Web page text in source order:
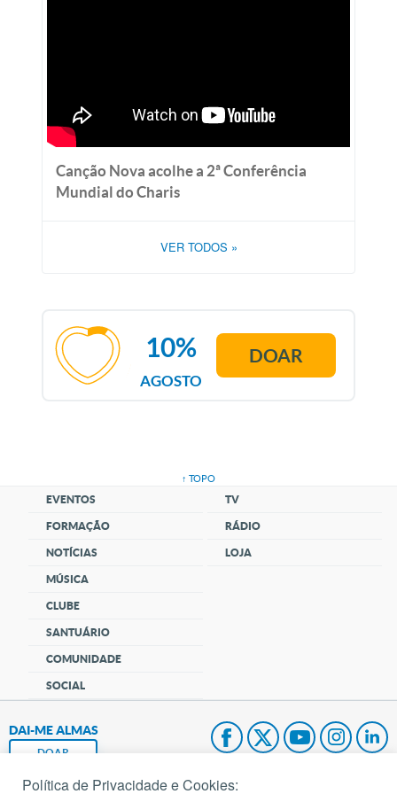
Canção Nova acolhe a 2ª Conferência
Mundial do Charis
VER TODOS »
AGOSTO
10% DOAR
↑ TOPO
EVENTOS
FORMAÇÃO
NOTÍCIAS
MÚSICA
CLUBE
SANTUÁRIO
COMUNIDADE
SOCIAL
TV
RÁDIO
LOJA
DAI-ME ALMAS
DOAR
Política de Privacidade e Cookies: